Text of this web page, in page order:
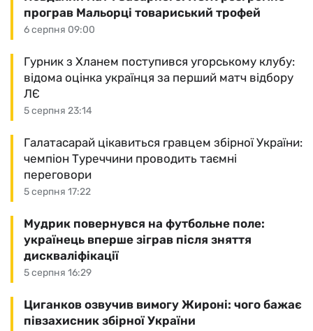
6 серпня 09:00
програв Мальорці товариський трофей
5 серпня 23:14
Гурник з Хланем поступився угорському клубу:
відома оцінка українця за перший матч відбору
ЛЄ
5 серпня 17:22
Галатасарай цікавиться гравцем збірної України:
чемпіон Туреччини проводить таємні
переговори
5 серпня 16:29
Мудрик повернувся на футбольне поле:
українець вперше зіграв після зняття
дискваліфікації
Циганков озвучив вимогу Жироні: чого бажає
півзахисник збірної України